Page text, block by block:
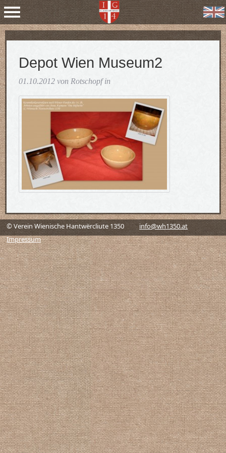
Depot Wien Museum2
01.10.2012 von Rotschopf in
© Verein Wienische Hantwërcliute 1350
info@wh1350.at
Impressum